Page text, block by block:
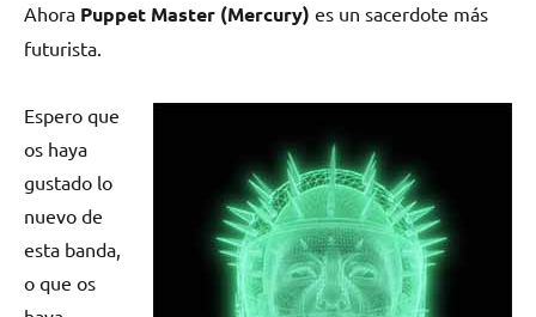
Ahora Puppet Master (Mercury) es un sacerdote más
futurista.
Espero que
os haya
gustado lo
nuevo de
esta banda,
o que os